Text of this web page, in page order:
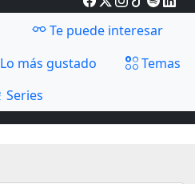
Te puede interesar
Lo más gustado
Temas
Series